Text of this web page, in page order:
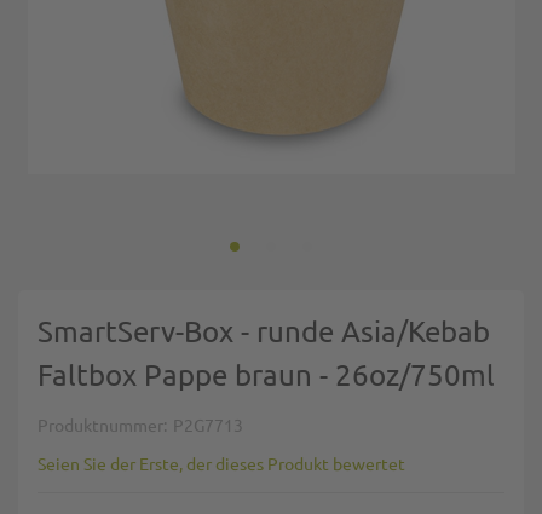
SmartServ-Box - runde Asia/Kebab
Faltbox Pappe braun - 26oz/750ml
Produktnummer P2G7713
Seien Sie der Erste, der dieses Produkt bewertet